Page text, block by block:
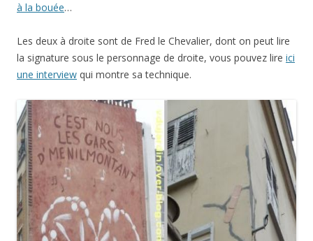
à la bouée…
Les deux à droite sont de Fred le Chevalier, dont on peut lire
la signature sous le personnage de droite, vous pouvez lire ici
une interview qui montre sa technique.